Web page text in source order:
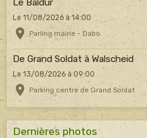
Le Baldur
Le 11/08/2026 à 14:00
Parling mairie - Dabo
De Grand Soldat à Walscheid
Le 13/08/2026 à 09:00
Parking centre de Grand Soldat
Dernières photos